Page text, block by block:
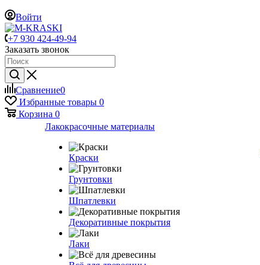
Войти
+7 930 424-49-94
Заказать звонок
Сравнение0
Избранные товары 0
Корзина 0
Лакокрасочные материалы
Краски
Грунтовки
Шпатлевки
Декоративные покрытия
Лаки